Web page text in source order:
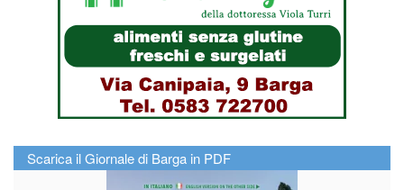
Scarica il Giornale di Barga in PDF